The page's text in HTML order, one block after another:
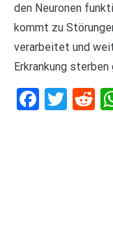
den Neuronen
kommt zu
verarbeitet und
Erkrankung